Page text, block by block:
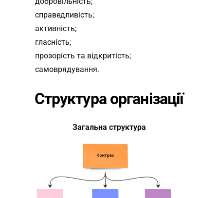
справедливість;
активність;
гласність;
прозорість та відкритість;
самоврядування.
Структура організації
Загальна структура